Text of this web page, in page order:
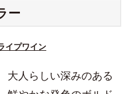
ー
イプワイン
大人らしい深みのある